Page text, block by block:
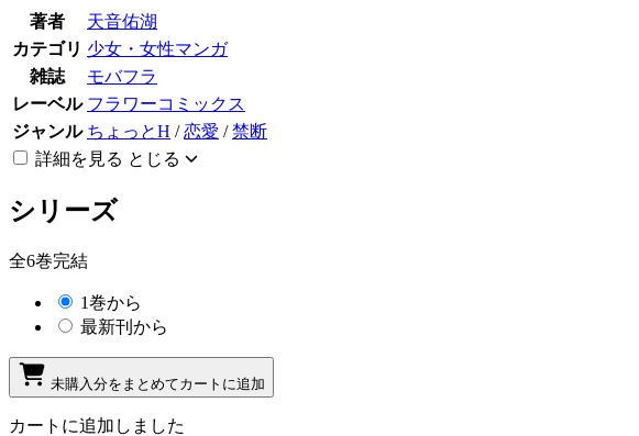
著者
天音佑湖
カテゴリ 少女・女性マンガ
雑誌
モバフラ
レーベル フラワーコミックス
ジャンル ちょっとH /恋愛 /禁断
詳細を見る とじる
シリーズ
全6巻完結
1巻から
最新刊から
未購入分をまとめてカートに追加
カートに追加しました